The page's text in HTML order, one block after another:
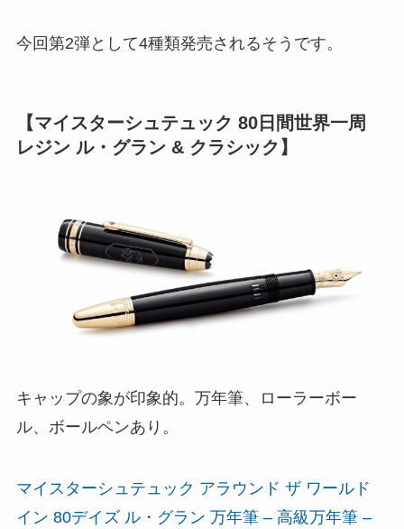
今回第2弾として4種類発売されるそうです。
【マイスターシュテュック 80日間世界一周
レジン ル・グラン & クラシック】
キャップの象が印象的。万年筆、ローラーボー
ル、ボールペンあり。
マイスターシュテュック アラウンド ザ ワールド
イン 80デイズ ル・グラン 万年筆 – 高級万年筆 –